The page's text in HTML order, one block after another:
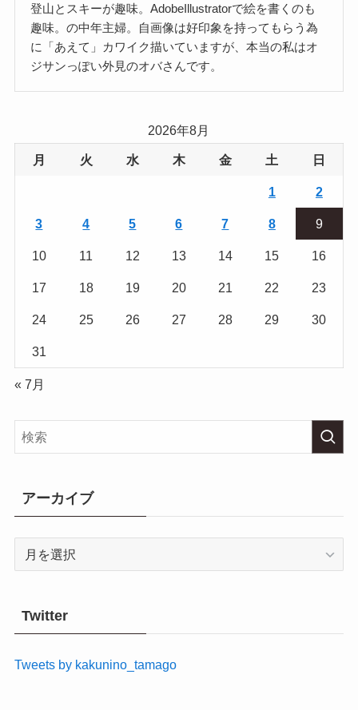
登山とスキーが趣味。AdobeIllustratorで絵を書くのも
趣味。の中年主婦。自画像は好印象を持ってもらう為
に「あえて」カワイク描いていますが、本当の私はオ
ジサンっぽい外見のオバさんです。
2026年8月
月 火 水 木 金 土 日
1 2
3 4 5 6 7 8 9
10 11 12 13 14 15 16
17 18 19 20 21 22 23
24 25 26 27 28 29 30
31
« 7月
アーカイブ
Twitter
Tweets by kakunino_tamago